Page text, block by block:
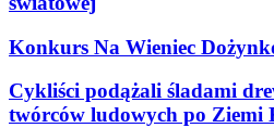
Konkurs Na Wieniec
Cykliści podążali śladami
twórców ludowych po Ziemi